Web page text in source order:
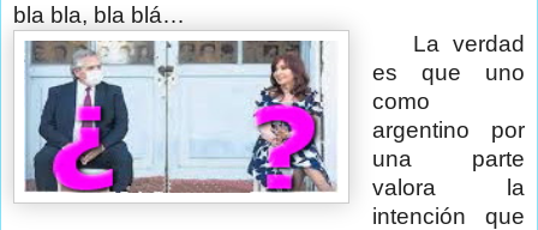
bla bla, bla blá…
La verdad
es que uno
como
argentino por
una parte
valora la
intención que